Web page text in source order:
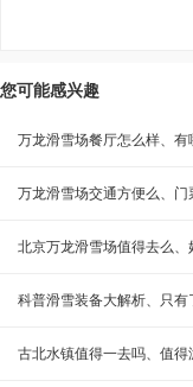
您可能感兴趣
万龙滑雪场餐厅怎么样、
万龙滑雪场交通方便么、门
北京万龙滑雪场值得去么、
科普滑雪装备大解析、只
古北水镇值得一去吗、值